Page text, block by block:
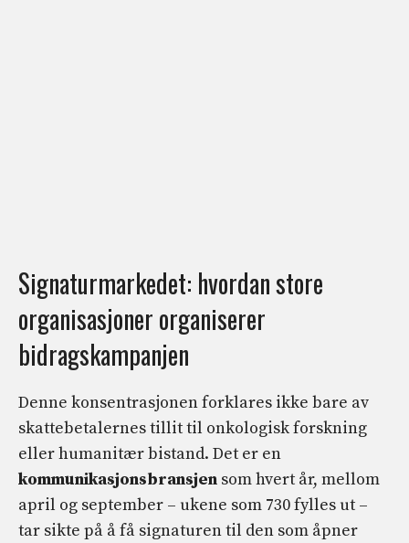
Signaturmarkedet: hvordan store
organisasjoner organiserer
bidragskampanjen
Denne konsentrasjonen forklares ikke bare av
skattebetalernes tillit til onkologisk forskning
eller humanitær bistand. Det er en
kommunikasjonsbransjen som hvert år, mellom
april og september – ukene som 730 fylles ut –
tar sikte på å få signaturen til den som åpner